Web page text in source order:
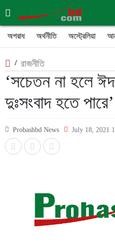
অপরাধ অর্থনীতি অস্ট্রেলিয়া
/ রাজনীতি
‘সচেতন না হলে
দুঃসংবাদ হতে পারে’
Probashbd News July 18, 2021